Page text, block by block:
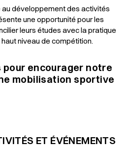
développement des activités
une opportunité pour les
leurs études avec la pratique
niveau de compétition.
pour encourager notre
mobilisation sportive
ET ÉVÉNEMENTS